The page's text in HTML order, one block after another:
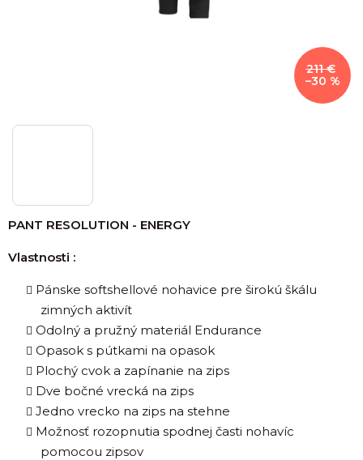
PANT RESOLUTION - ENERGY
Vlastnosti :
Pánske softshellové nohavice pre širokú škálu
zimných aktivít
Odolný a pružný materiál Endurance
Opasok s pútkami na opasok
Plochý cvok a zapínanie na zips
Dve bočné vrecká na zips
Jedno vrecko na zips na stehne
Možnosť rozopnutia spodnej časti nohavíc
pomocou zipsov
211 €
–30 %